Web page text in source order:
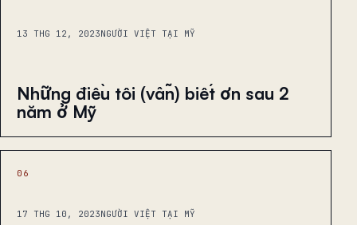
13 THG 12, 2023NGƯỜI VIỆT TẠI MỸ
Những điều tôi (vẫn) biết ơn sau 2
năm ở Mỹ
06
17 THG 10, 2023NGƯỜI VIỆT TẠI MỸ